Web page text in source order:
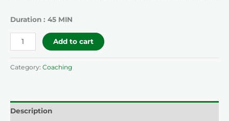
Duration : 45 MIN
Self-
Improvement
Add to cart
Category: Coaching
Description